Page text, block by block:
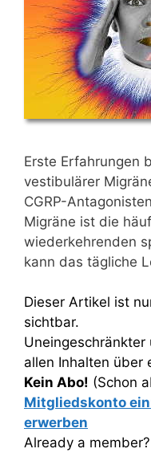
Erste Erfahrungen
vestibulärer
CGRP-
Migräne ist die
wiederkehrenden
kann das tägliche
Dieser Artikel ist
sichtbar.
allen Inhalten über
Kein Abo! (Schon
Mitgliedskonto
erwerben
Already a member?